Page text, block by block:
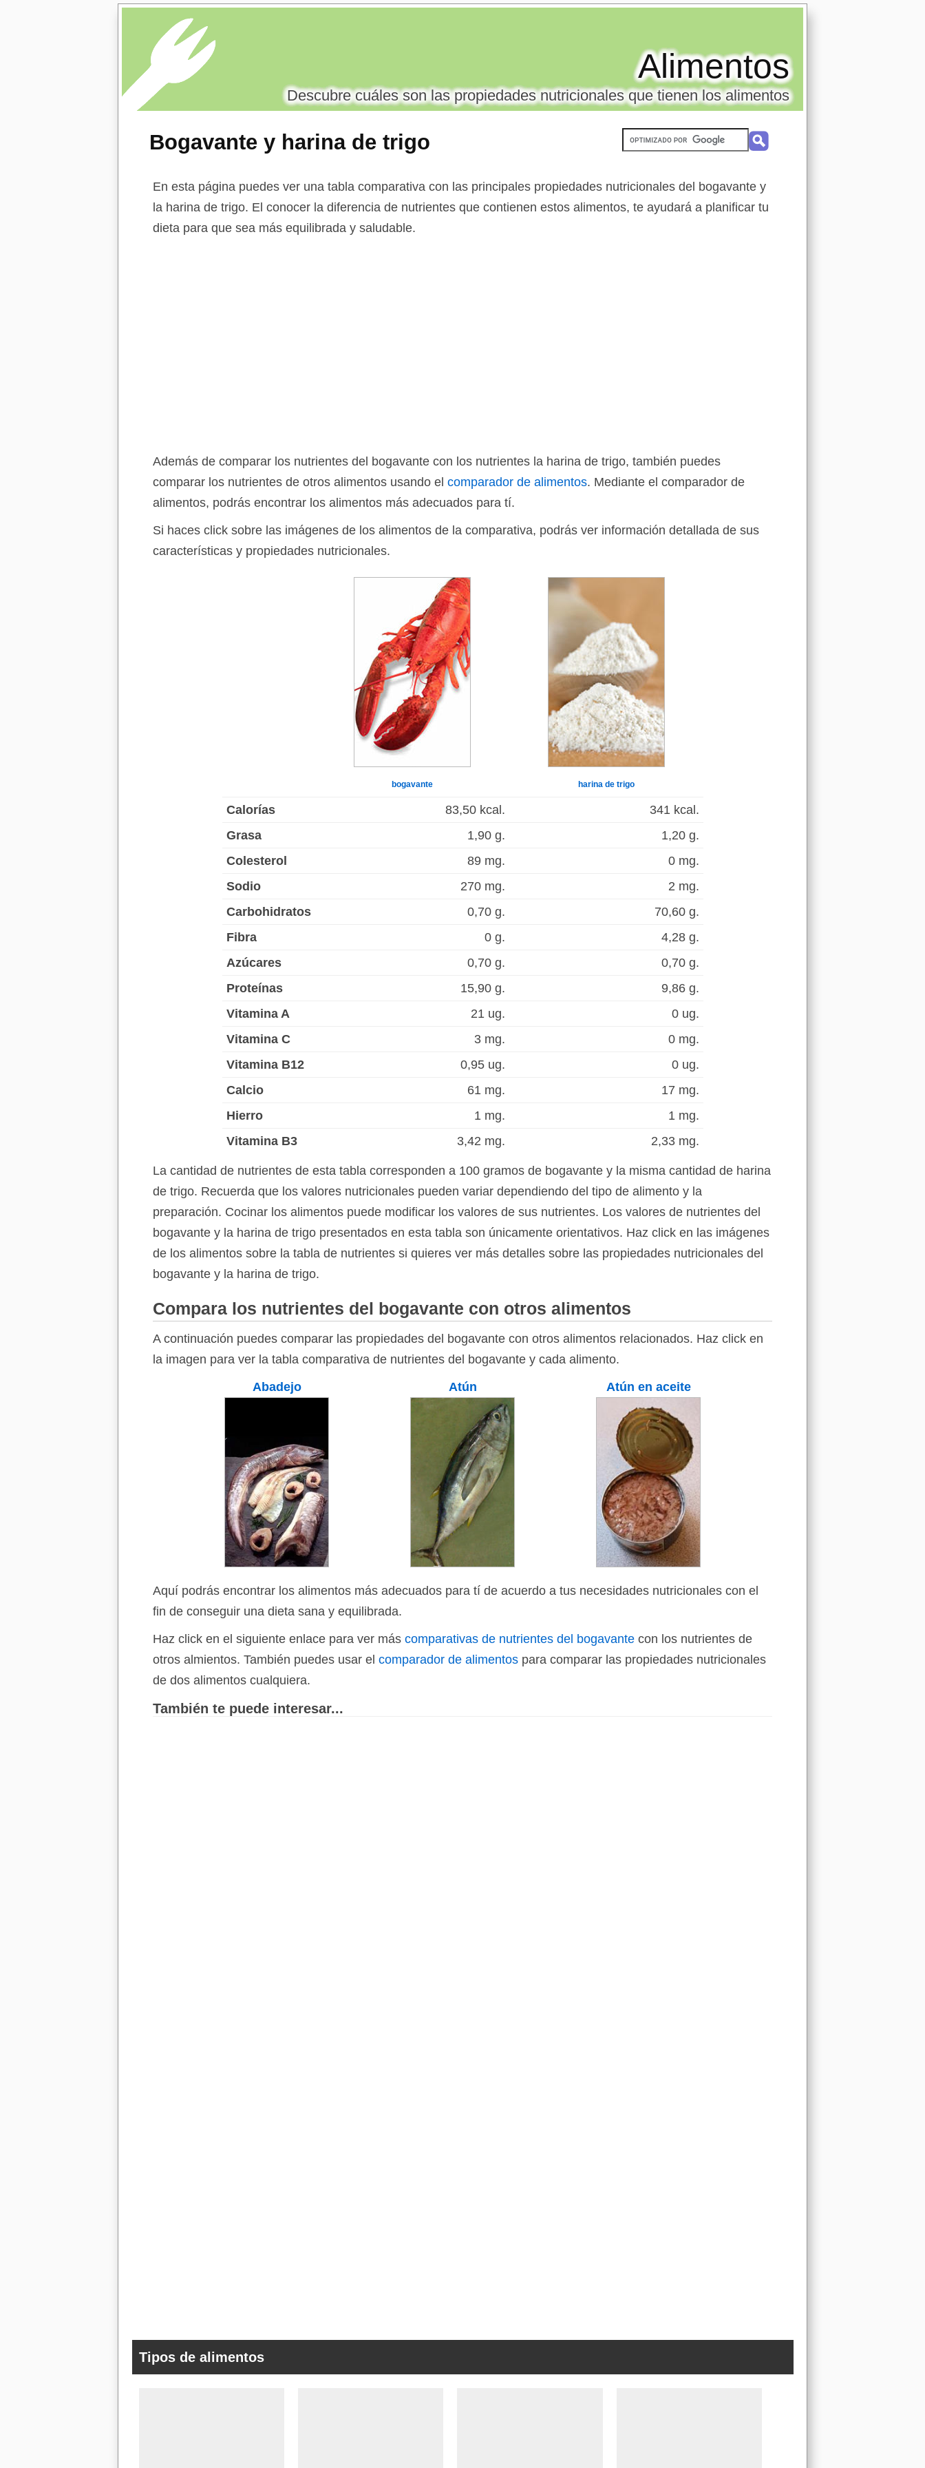
Bogavante y harina de trigo
Alimentos
Descubre cuáles son las propiedades nutricionales que tienen los alimentos
En esta página puedes ver una tabla comparativa con las principales propiedades nutricionales del bogavante y
la harina de trigo. El conocer la diferencia de nutrientes que contienen estos alimentos, te ayudará a planificar tu
dieta para que sea más equilibrada y saludable.
Además de comparar los nutrientes del bogavante con los nutrientes la harina de trigo, también puedes
comparar los nutrientes de otros alimentos usando el comparador de alimentos. Mediante el comparador de
alimentos, podrás encontrar los alimentos más adecuados para tí.
Si haces click sobre las imágenes de los alimentos de la comparativa, podrás ver información detallada de sus
características y propiedades nutricionales.
bogavante harina de trigo
Calorías 83,50 kcal.
341 kcal.
Grasa
1,90 g.
1,20 g.
Colesterol
89 mg.
0 mg.
Sodio
270 mg.
2 mg.
Carbohidratos
0,70 g.
70,60 g.
Fibra
0 g.
4,28 g.
Azúcares
0,70 g.
0,70 g.
Proteínas
15,90 g.
9,86 g.
Vitamina A
21 ug.
0 ug.
Vitamina C
3 mg.
0 mg.
Vitamina B12
0,95 ug.
0 ug.
Calcio
61 mg.
17 mg.
Hierro
1 mg.
1 mg.
Vitamina B3
3,42 mg. 2,33 mg.
La cantidad de nutrientes de esta tabla corresponden a 100 gramos de bogavante y la misma cantidad de harina
de trigo. Recuerda que los valores nutricionales pueden variar dependiendo del tipo de alimento y la
preparación. Cocinar los alimentos puede modificar los valores de sus nutrientes. Los valores de nutrientes del
bogavante y la harina de trigo presentados en esta tabla son únicamente orientativos. Haz click en las imágenes
de los alimentos sobre la tabla de nutrientes si quieres ver más detalles sobre las propiedades nutricionales del
bogavante y la harina de trigo.
Compara los nutrientes del bogavante con otros alimentos
A continuación puedes comparar las propiedades del bogavante con otros alimentos relacionados. Haz click en
la imagen para ver la tabla comparativa de nutrientes del bogavante y cada alimento.
Abadejo
Atún Atún en aceite
Aquí podrás encontrar los alimentos más adecuados para tí de acuerdo a tus necesidades nutricionales con el
fin de conseguir una dieta sana y equilibrada.
Haz click en el siguiente enlace para ver más comparativas de nutrientes del bogavante con los nutrientes de
otros almientos. También puedes usar el comparador de alimentos para comparar las propiedades nutricionales
de dos alimentos cualquiera.
También te puede interesar...
Tipos de alimentos